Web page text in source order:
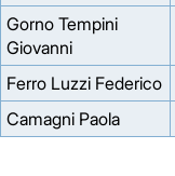
Gorno Tempini
Giovanni
Ferro Luzzi Federico
Camagni Paola